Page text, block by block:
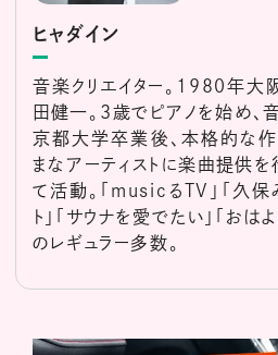
ヒャダイン
音楽クリエイター。1980年大
田健一。3歳でピアノを始め、
京都大学卒業後、本格的な作
まなアーティストに楽曲提供を
て活動。「musicるTV」「久保
ト」「サウナを愛でたい」「おは
のレギュラー多数。